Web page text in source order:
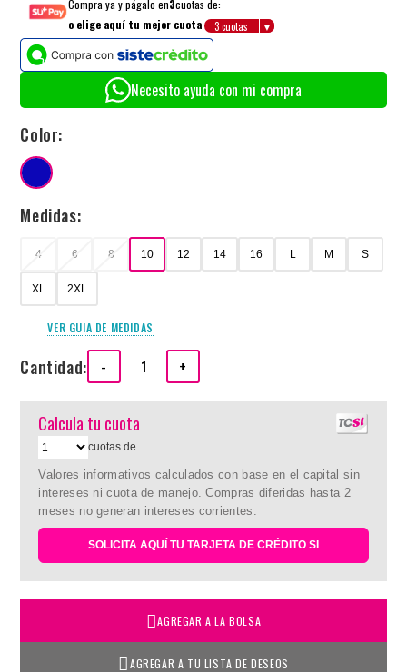
Compra ya y págalo en3cuotas de:
o elige aquí tu mejor cuota
Necesito ayuda con mi compra
Color:
Medidas:
4 6 8 10 12 14 16 L M S
XL 2XL
VER GUIA DE MEDIDAS
Cantidad: - +
Calcula tu cuota
cuotas de
Valores informativos calculados con base en el capital sin
intereses ni cuota de manejo. Compras diferidas hasta 2
meses no generan intereses corrientes.
SOLICITA AQUÍ TU TARJETA DE CRÉDITO SI
AGREGAR A LA BOLSA
AGREGAR A TU LISTA DE DESEOS